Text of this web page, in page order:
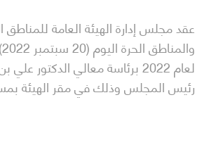
عقد مجلس إدارة الهيئة العامة للمناطق
لعام 2022 برئاسة معالي
رئيس المجلس وذلك في مقر الهيئة